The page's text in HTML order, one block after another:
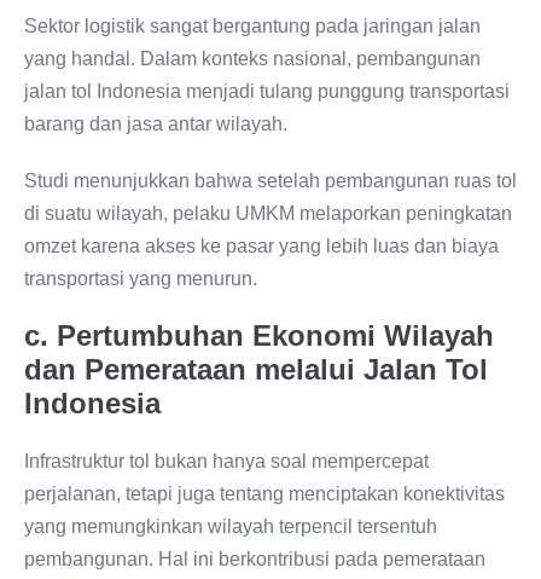
Sektor logistik sangat bergantung pada jaringan jalan
yang handal. Dalam konteks nasional, pembangunan
jalan tol Indonesia menjadi tulang punggung transportasi
barang dan jasa antar wilayah.
Studi menunjukkan bahwa setelah pembangunan ruas tol
di suatu wilayah, pelaku UMKM melaporkan peningkatan
omzet karena akses ke pasar yang lebih luas dan biaya
transportasi yang menurun.
c. Pertumbuhan Ekonomi Wilayah
dan Pemerataan melalui Jalan Tol
Indonesia
Infrastruktur tol bukan hanya soal mempercepat
perjalanan, tetapi juga tentang menciptakan konektivitas
yang memungkinkan wilayah terpencil tersentuh
pembangunan. Hal ini berkontribusi pada pemerataan